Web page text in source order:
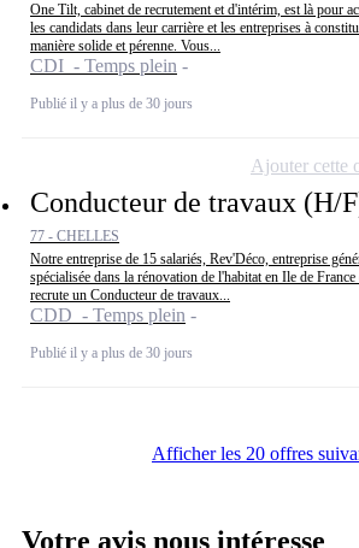
One Tilt, cabinet de recrutement et d'intérim, est là pour
les candidats dans leur carrière et les entreprises à
manière solide et pérenne. Vous...
CDI - Temps plein
Publié il y a plus de 30 jours
Conducteur de travaux (H/
77 - CHELLES
Notre entreprise de 15 salariés, Rev'Déco, entreprise
spécialisée dans la rénovation de l'habitat en Ile de
recrute un Conducteur de travaux...
CDD - Temps plein
Publié il y a plus de 30 jours
Ajouter cette
Afficher les 20 offres
Votre avis nous intéresse